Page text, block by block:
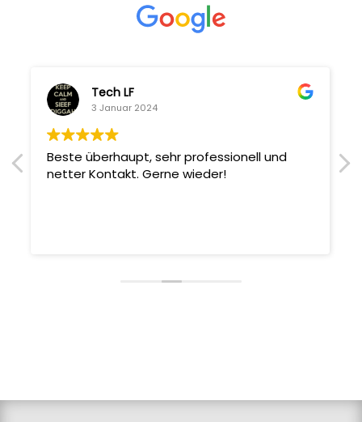
Tech LF
3 Januar 2024
Beste überhaupt, sehr professionell und
netter Kontakt. Gerne wieder!